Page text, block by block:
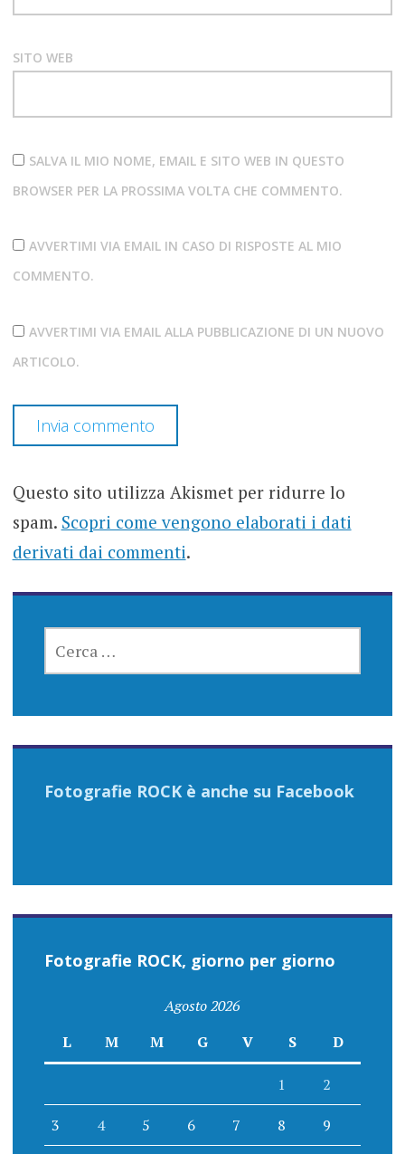
SITO WEB
SALVA IL MIO NOME, EMAIL E SITO WEB IN QUESTO
BROWSER PER LA PROSSIMA VOLTA CHE COMMENTO.
AVVERTIMI VIA EMAIL IN CASO DI RISPOSTE AL MIO
COMMENTO.
AVVERTIMI VIA EMAIL ALLA PUBBLICAZIONE DI UN NUOVO
ARTICOLO.
Questo sito utilizza Akismet per ridurre lo
spam. Scopri come vengono elaborati i dati
derivati dai commenti.
PER:
Fotografie ROCK è anche su Facebook
Fotografie ROCK, giorno per giorno
Agosto 2026
L
M M G V S D
1 2
3 4 5 6 7 8 9